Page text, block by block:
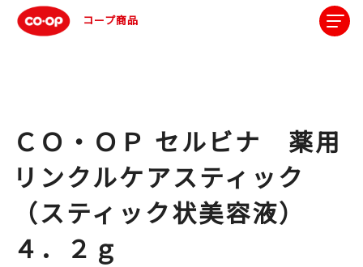
コープ商品
ＣＯ・ＯＰ セルビナ 薬用
リンクルケアスティック
（スティック状美容液）
４．２ｇ